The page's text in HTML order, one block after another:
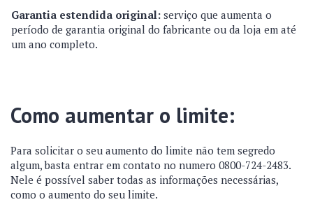
Garantia estendida original: serviço que aumenta o
período de garantia original do fabricante ou da loja em até
um ano completo.
Como aumentar o limite:
Para solicitar o seu aumento do limite não tem segredo
algum, basta entrar em contato no numero 0800-724-2483.
Nele é possível saber todas as informações necessárias,
como o aumento do seu limite.